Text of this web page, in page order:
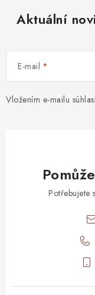
Aktuální
E-mail
Vložením e-mailu
Potřebujete